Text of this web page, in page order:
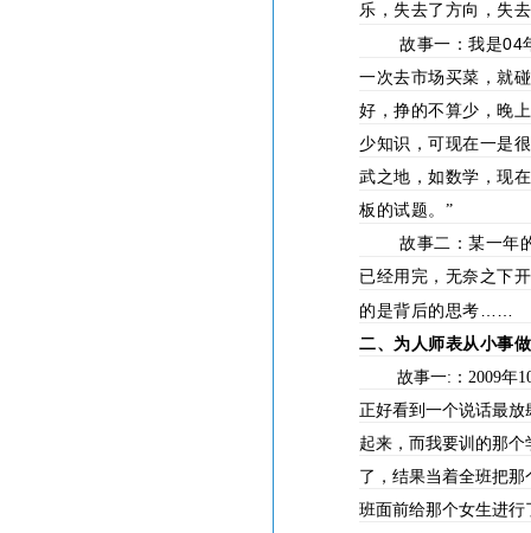
乐，失去了方向，失
故事一：我是04
一次去市场买菜，就
好，挣的不算少，晚
少知识，可现在一是
武之地，如数学，现
板的试题。”
故事二：某一年
已经用完，无奈之下
的是背后的思考
二、为人师表从小事
故事一: ： 2009年
正好看到一个说话最
起来，而我要训的那
了，结果当着全班把
班面前给那个女生进